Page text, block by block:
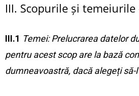
III. Scopurile și
III.1 Temei: Prelucrarea datelor
pentru acest scop are la bază
dumneavoastră, dacă alegeți să-